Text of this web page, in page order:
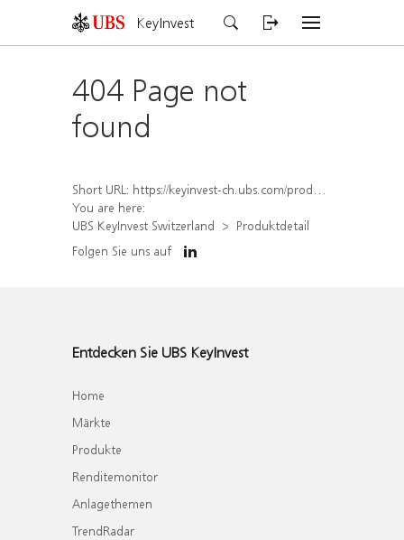
KeyInvest
404 Page not
found
Short URL: https://keyinvest-ch.ubs.com/produkt/detail/index/isin/CH1584643220
You are here:
UBS KeyInvest Switzerland
Produktdetail
Folgen Sie uns auf
Entdecken Sie UBS KeyInvest
Home
Märkte
Produkte
Renditemonitor
Anlagethemen
TrendRadar